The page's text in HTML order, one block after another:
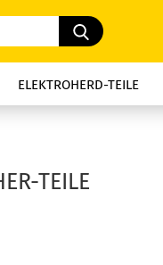
Suche...
ELEKTROHERD-TEILE
TEILE
TEILE